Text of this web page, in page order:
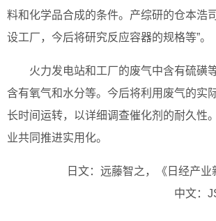
料和化学品合成的条件。产综研的仓本浩
设工厂，今后将研究反应容器的规格等”。
火力发电站和工厂的废气中含有硫磺
含有氧气和水分等。今后将利用废气的实
长时间运转，以详细调查催化剂的耐久性
业共同推进实用化。
日文：远藤智之，《日经产
中文：